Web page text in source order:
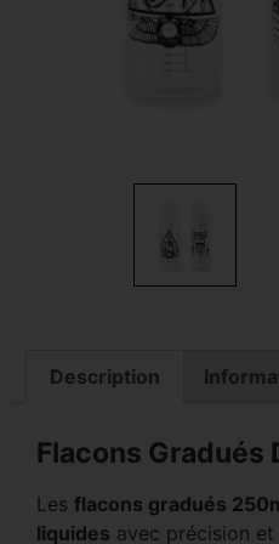
Description
Flacons Gradués
Les flacons gradués
liquides avec précision